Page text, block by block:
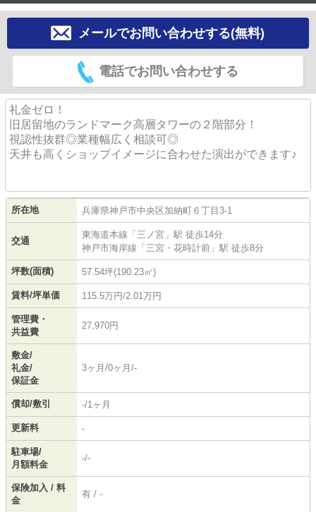
メールでお問い合わせする(無料)
電話でお問い合わせする
礼金ゼロ！
旧居留地のランドマーク高層タワーの２階部分！
視認性抜群◎業種幅広く相談可◎
天井も高くショップイメージに合わせた演出ができます♪
所在地 兵庫県神戸市中央区加納町 ６丁目3-1
交通
東海道本線 「 三ノ宮 」駅 徒歩14分
神戸市海岸線 「 三宮・花時計前 」駅 徒歩8分
坪数(面積) 57.54坪(190.23㎡)
賃料/坪単価 115.5万円/2.01万円
管理費・
共益費
27,970円
敷金/
礼金/
保証金
3ヶ月/0ヶ月/-
償却/敷引 -/1ヶ月
更新料 -
駐車場/
月額料金
-/-
保険加入 / 料
金
有 / -